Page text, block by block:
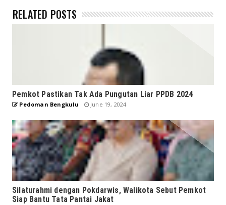
RELATED POSTS
Pemkot Pastikan Tak Ada Pungutan Liar PPDB 2024
Pedoman Bengkulu June 19, 2024
Silaturahmi dengan Pokdarwis, Walikota Sebut Pemkot
Siap Bantu Tata Pantai Jakat